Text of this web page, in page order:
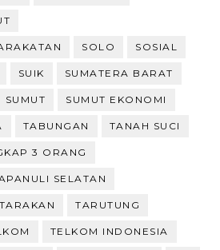
SOLO SOSIAL
SUIK SUMATERA BARAT
SUMUT SUMUT EKONOMI
TABUNGAN TANAH SUCI
3 ORANG
SELATAN
TARAKAN TARUTUNG
TELKOM INDONESIA